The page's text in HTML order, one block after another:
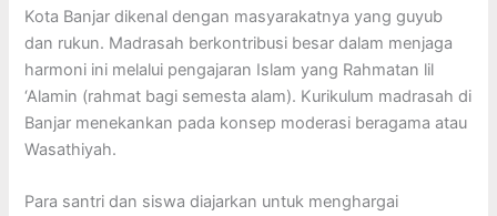
Kota Banjar dikenal dengan masyarakatnya yang guyub
dan rukun. Madrasah berkontribusi besar dalam menjaga
harmoni ini melalui pengajaran Islam yang Rahmatan lil
‘Alamin (rahmat bagi semesta alam). Kurikulum madrasah di
Banjar menekankan pada konsep moderasi beragama atau
Wasathiyah.
Para santri dan siswa diajarkan untuk menghargai